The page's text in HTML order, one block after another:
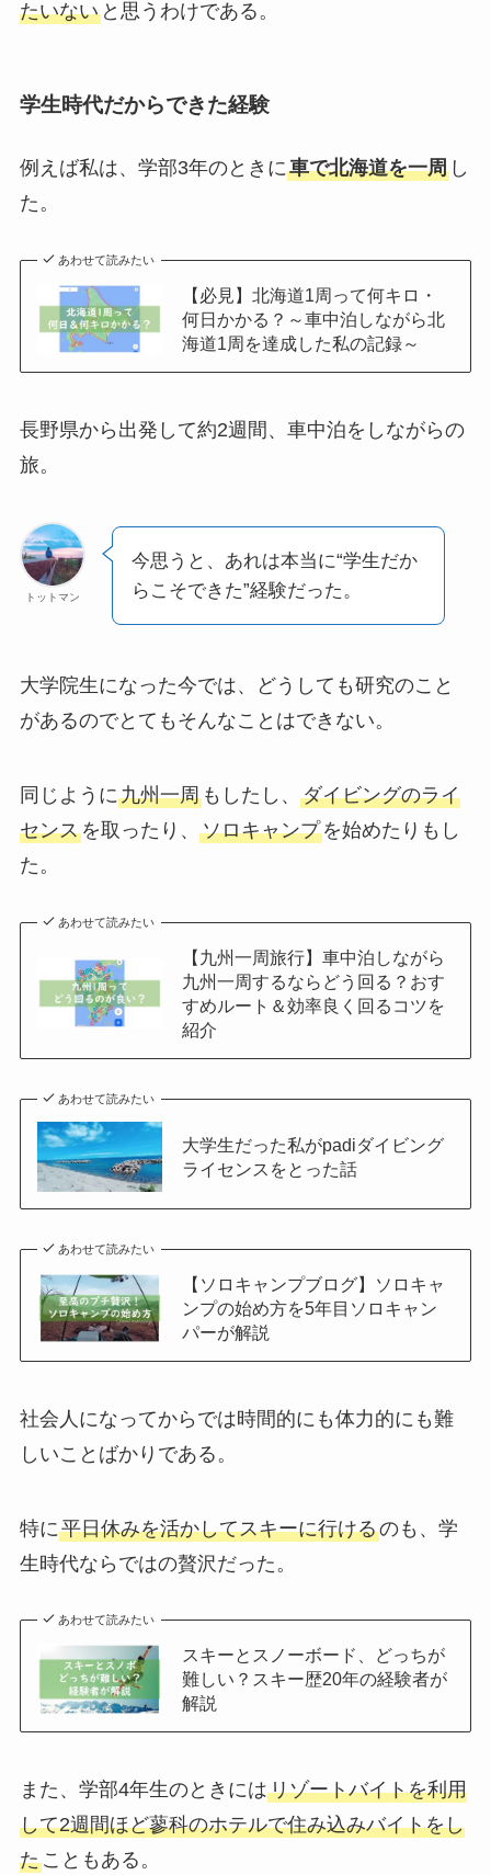
たいないと思うわけである。
学生時代だからできた経験
例えば私は、学部3年のときに車で北海道を一周し
た。
あわせて読みたい
【必見】北海道1周って何キロ・
何日かかる？～車中泊しながら北
海道1周を達成した私の記録～
長野県から出発して約2週間、車中泊をしながらの
旅。
トットマン
今思うと、あれは本当に“学生だか
らこそできた”経験だった。
大学院生になった今では、どうしても研究のこと
があるのでとてもそんなことはできない。
同じように九州一周もしたし、 ダイビングのライ
センスを取ったり、 ソロキャンプを始めたりもし
た。
あわせて読みたい
【九州一周旅行】車中泊しながら
九州一周するならどう回る？おす
すめルート＆効率良く回るコツを
紹介
あわせて読みたい
大学生だった私がpadiダイビング
ライセンスをとった話
あわせて読みたい
【ソロキャンプブログ】ソロキャ
ンプの始め方を5年目ソロキャン
パーが解説
社会人になってからでは時間的にも体力的にも難
しいことばかりである。
特に平日休みを活かしてスキーに行けるのも、学
生時代ならではの贅沢だった。
あわせて読みたい
スキーとスノーボード、どっちが
難しい？スキー歴20年の経験者が
解説
また、学部4年生のときにはリゾートバイトを利用
して2週間ほど蓼科のホテルで住み込みバイトをし
たこともある。